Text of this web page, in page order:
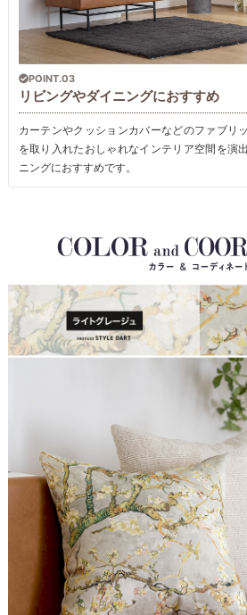
POINT.03
リビングやダイニングにおすすめ
カーテンやクッションカバーなどのファブリ
を取り入れたおしゃれなインテリア空間を演
ニングにおすすめです。